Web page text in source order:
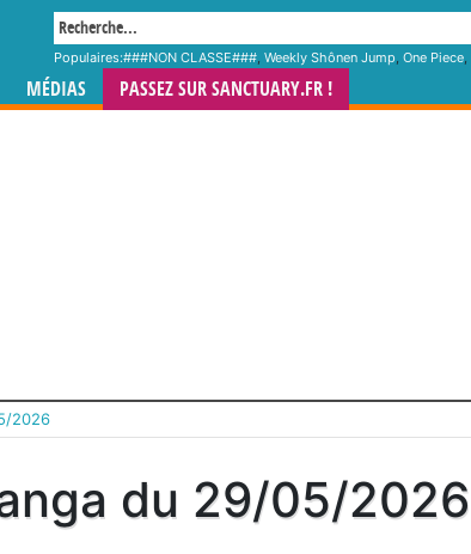
Populaires:###NON CLASSE###, Weekly Shônen Jump, One Piece,
MÉDIAS PASSEZ SUR SANCTUARY.FR !
2026
du 29/05/2026